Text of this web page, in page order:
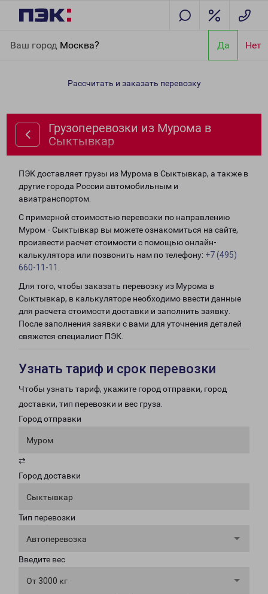
Ваш город Москва? Да Нет
Сыктывкар
Рассчитать и заказать перевозку
Грузоперевозки из Мурома в
Сыктывкар
ПЭК доставляет грузы из Мурома в Сыктывкар, а также в
другие города России автомобильным и
авиатранспортом.
С примерной стоимостью перевозки по направлению
Муром - Сыктывкар вы можете ознакомиться на сайте,
произвести расчет стоимости с помощью онлайн-
калькулятора или позвонить нам по телефону: +7 (495)
660-11-11
Для того, чтобы заказать перевозку из Мурома в
Сыктывкар, в калькуляторе необходимо ввести данные
для расчета стоимости доставки и заполнить заявку.
После заполнения заявки с вами для уточнения деталей
свяжется специалист ПЭК.
Узнать тариф и срок перевозки
Чтобы узнать тариф, укажите город отправки, город
доставки, тип перевозки и вес груза.
Город отправки
Муром
⇄
Город доставки
Сыктывкар
Тип перевозки
Автоперевозка
Введите вес
От 3000 кг